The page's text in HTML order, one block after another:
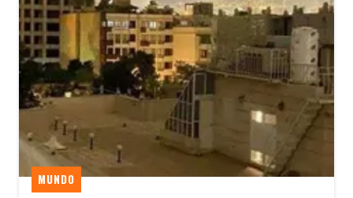
MUNDO